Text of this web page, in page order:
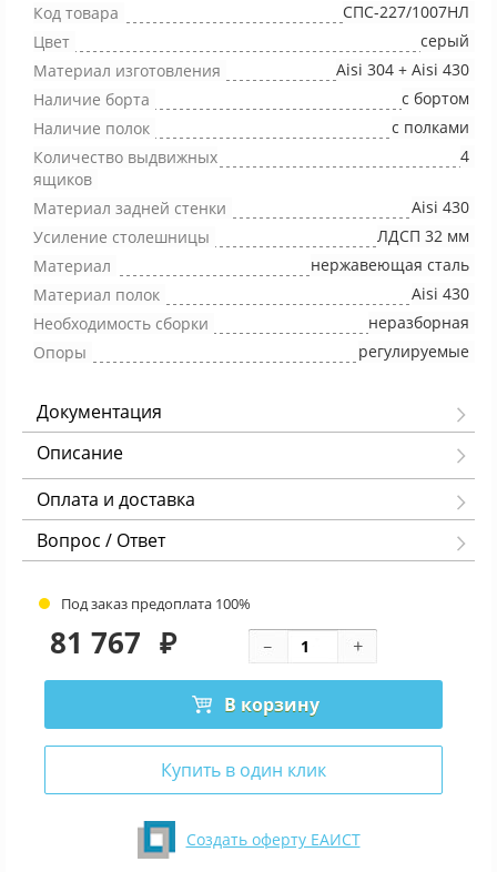
Код товара
СПС-227/1007НЛ
Цвет
серый
Материал изготовления
Aisi 304 + Aisi 430
Наличие борта
с бортом
Наличие полок
с полками
Количество выдвижных
ящиков
4
Материал задней стенки
Aisi 430
Усиление столешницы
ЛДСП 32 мм
Материал
нержавеющая сталь
Материал полок
Aisi 430
Необходимость сборки
неразборная
Опоры
регулируемые
Документация
Описание
Оплата и доставка
Вопрос / Ответ
Под заказ предоплата 100%
81 767 ₽
В корзину
Купить в один клик
Создать оферту ЕАИСТ